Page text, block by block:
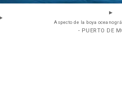
Aspecto de la boya
- PUERTO DE